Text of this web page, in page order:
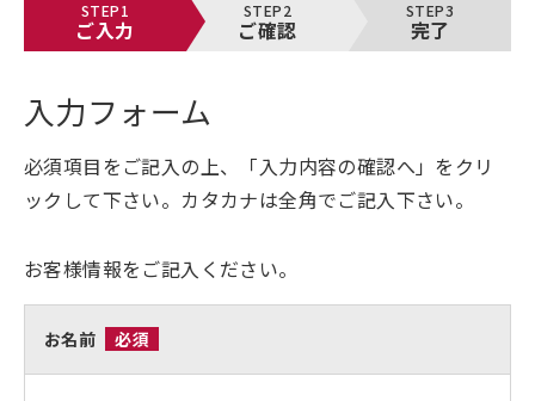
STEP1
ご入力
STEP2
ご確認
STEP3
完了
入力フォーム
必須項目をご記入の上、「入力内容の確認へ」をクリ
ックして下さい。カタカナは全角でご記入下さい。
お客様情報をご記入ください。
お名前 必須